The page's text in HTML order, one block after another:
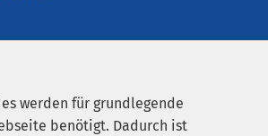
werden für grundlegende
benötigt. Dadurch ist
für
in den